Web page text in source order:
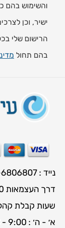
והשימוש בהם
ישיר, וכן
הרישום שלי
בהם תחול
נייד : 050-6806807
דרך העצמאות 40 יהוד
שעות קבלת
א׳ - ה׳ : 9:00 - 12:00 | 15:30 - 18:00